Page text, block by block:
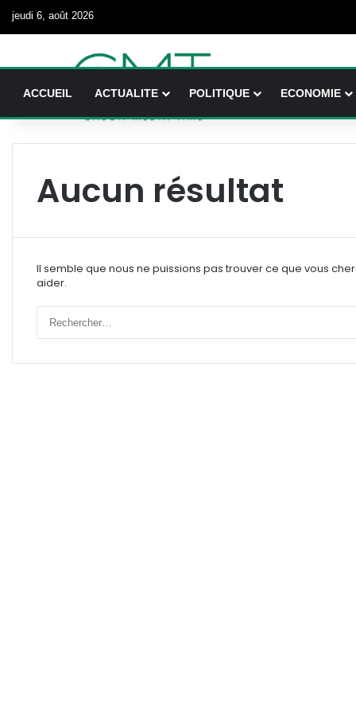
jeudi 6, août 2026
ACCUEIL ACTUALITE POLITIQUE ECONOMIE
Aucun résultat
Il semble que nous ne puissions pas trouver ce que vous
aider.